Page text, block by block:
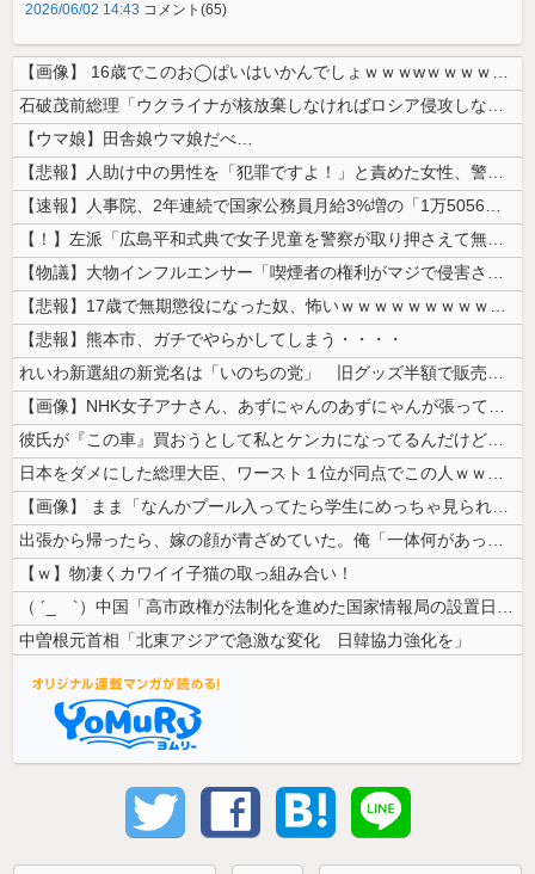
2026/06/02 14:43 コメント(65)
【画像】 16歳でこのお◯ぱいはいかんでしょｗｗｗwｗｗｗｗｗｗｗｗ❤
石破茂前総理「ウクライナが核放棄しなければロシア侵攻しなかった」！
【ウマ娘】田舎娘ウマ娘だべ…
【悲報】人助け中の男性を「犯罪ですよ！」と責めた女性、警察が来た瞬間逃...
【速報】人事院、2年連続で国家公務員月給3%増の「1万5056円」引き...
【！】左派「広島平和式典で女子児童を警察が取り押さえて無理矢理、排除し...
【物議】大物インフルエンサー「喫煙者の権利がマジで侵害されてる。いくら...
【悲報】17歳で無期懲役になった奴、怖いｗｗｗｗｗｗｗｗｗｗｗｗｗｗｗ...
【悲報】熊本市、ガチでやらかしてしまう・・・・
れいわ新選組の新党名は「いのちの党」 旧グッズ半額で販売 どうなる秘書...
【画像】NHK女子アナさん、あずにゃんのあずにゃんが張ってしまう
彼氏が『この車』買おうとして私とケンカになってるんだけどｗｗｗｗｗｗ
日本をダメにした総理大臣、ワースト１位が同点でこの人ｗｗｗｗｗｗ
【画像】 まま「なんかプール入ってたら学生にめっちゃ見られたw」
出張から帰ったら、嫁の顔が青ざめていた。俺「一体何があったんだ？」嫁「...
【ｗ】物凄くカワイイ子猫の取っ組み合い！
（ ´_ゝ`）中国「高市政権が法制化を進めた国家情報局の設置日が7月3...
中曽根元首相「北東アジアで急激な変化 日韓協力強化を」